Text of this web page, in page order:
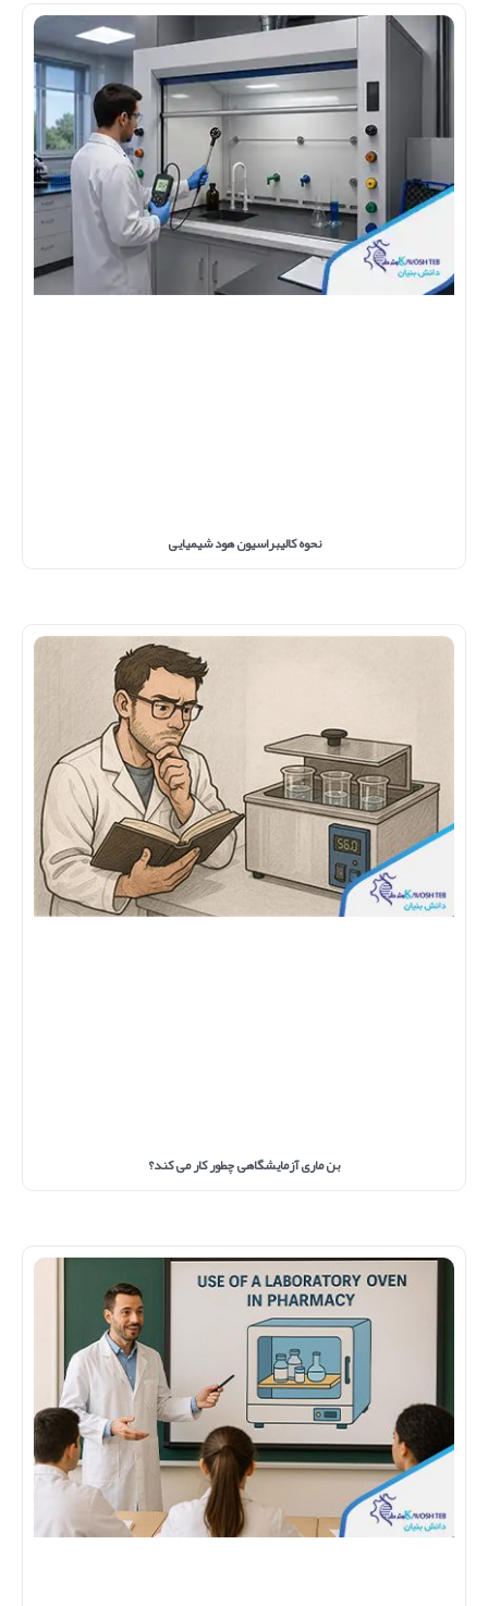
نحوه کالیبراسیون هود شیمیایی
بن ماری آزمایشگاهی چطور کار می کند؟